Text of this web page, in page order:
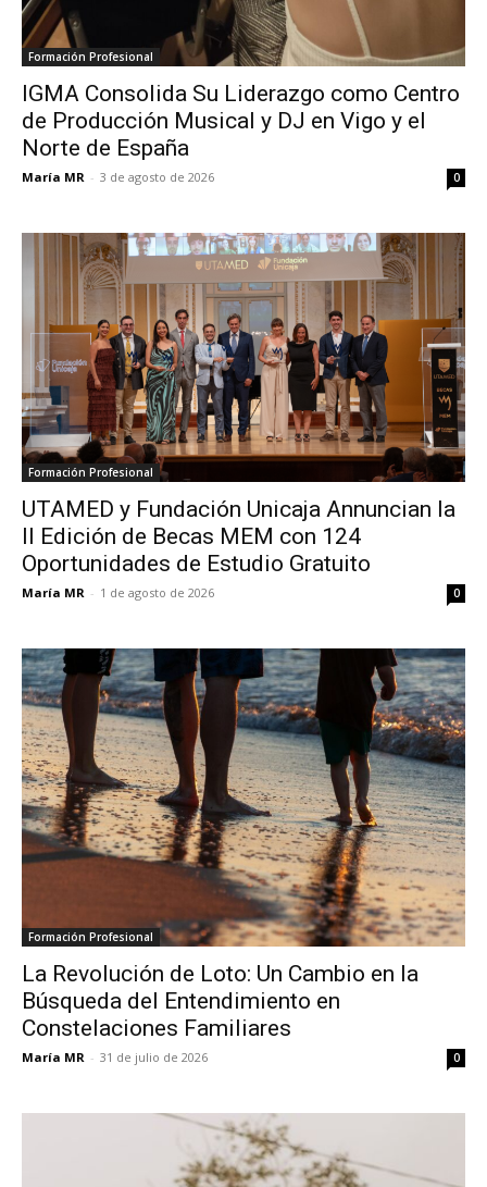
Formación Profesional
IGMA Consolida Su Liderazgo como Centro
de Producción Musical y DJ en Vigo y el
Norte de España
María MR - 3 de agosto de 2026 0
Formación Profesional
UTAMED y Fundación Unicaja Annuncian la
II Edición de Becas MEM con 124
Oportunidades de Estudio Gratuito
María MR - 1 de agosto de 2026 0
Formación Profesional
La Revolución de Loto: Un Cambio en la
Búsqueda del Entendimiento en
Constelaciones Familiares
María MR - 31 de julio de 2026 0